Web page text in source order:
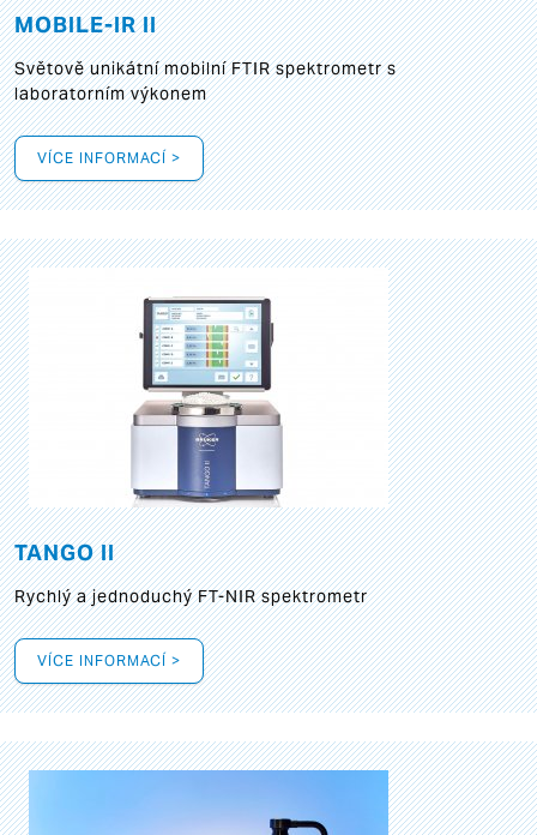
MOBILE-IR II
Světově unikátní mobilní FTIR spektrometr s
laboratorním výkonem
VÍCE INFORMACÍ >
TANGO II
Rychlý a jednoduchý FT-NIR spektrometr
VÍCE INFORMACÍ >